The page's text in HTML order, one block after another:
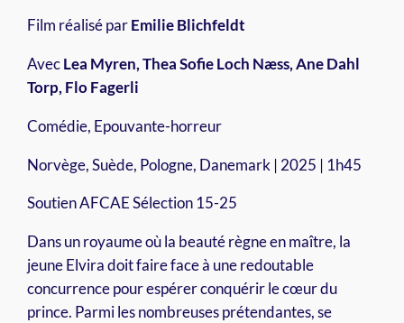
Film réalisé parEmilie Blichfeldt
AvecLea Myren, Thea Sofie Loch Næss, Ane Dahl
Torp, Flo Fagerli
Comédie, Epouvante-horreur
Norvège, Suède, Pologne, Danemark | 2025 | 1h45
Soutien AFCAE Sélection 15-25
Dans un royaume où la beauté règne en maître, la
jeune Elvira doit faire face à une redoutable
concurrence pour espérer conquérir le cœur du
prince. Parmi les nombreuses prétendantes, se